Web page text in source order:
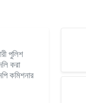
পুলিশ
করা
কমিশনার